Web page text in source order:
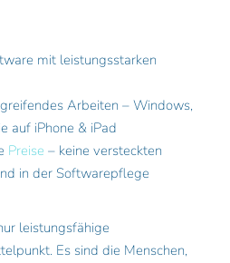
mit leistungsstarken
Arbeiten – Windows,
auf iPhone & iPad
Preise – keine versteckten
in der Softwarepflege
leistungsfähige
Es sind die Menschen,